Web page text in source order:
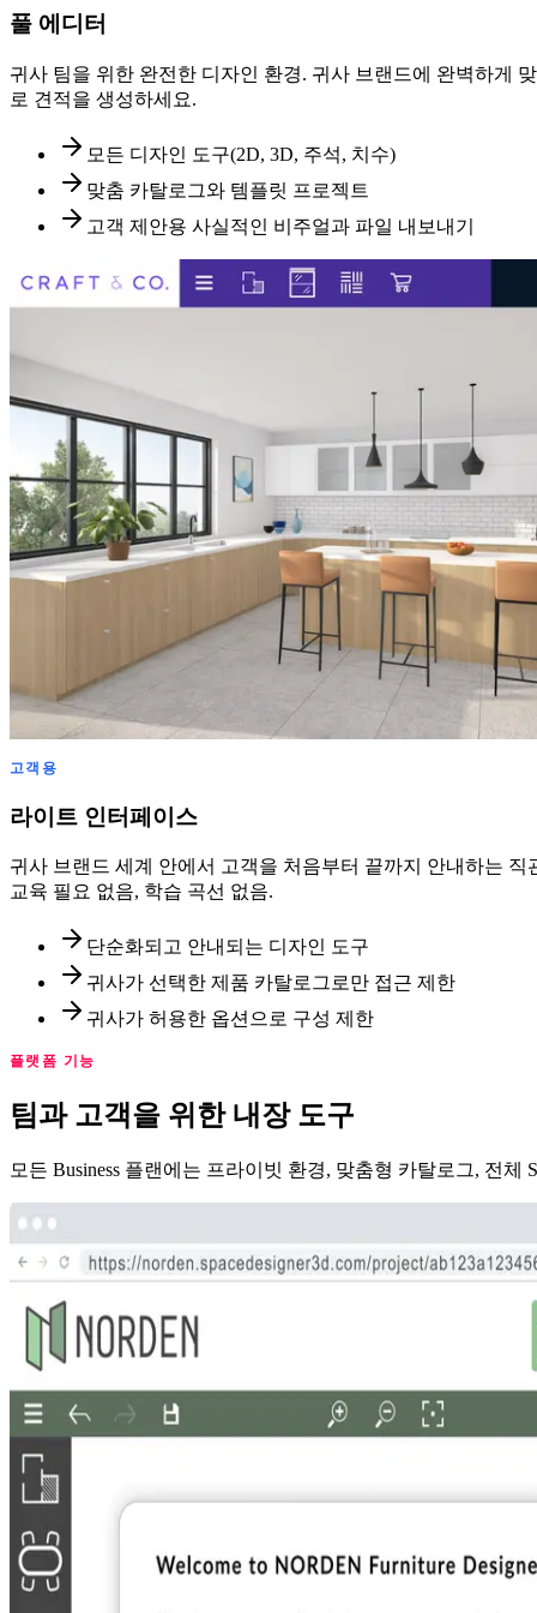
풀 에디터
귀사 팀을 위한 완전한 디자인 환경. 귀사 브랜드에 완벽하게
로 견적을 생성하세요.
모든 디자인 도구(2D, 3D, 주석, 치수)
맞춤 카탈로그와 템플릿 프로젝트
고객 제안용 사실적인 비주얼과 파일 내보내기
고객용
라이트 인터페이스
귀사 브랜드 세계 안에서 고객을 처음부터 끝까지 안내하는
교육 필요 없음, 학습 곡선 없음.
단순화되고 안내되는 디자인 도구
귀사가 선택한 제품 카탈로그로만 접근 제한
귀사가 허용한 옵션으로 구성 제한
플랫폼 기능
팀과 고객을 위한 내장 도구
모든 Business 플랜에는 프라이빗 환경, 맞춤형 카탈로그, 전체